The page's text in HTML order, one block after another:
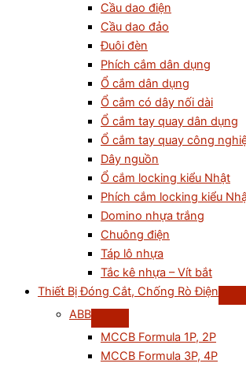
Cầu dao điện
Cầu dao đảo
Đuôi đèn
Phích cắm dân dụng
Ổ cắm dân dụng
Ổ cắm có dây nối dài
Ổ cắm tay quay dân dụng
Ổ cắm tay quay công
Dây nguồn
Ổ cắm locking kiểu Nhật
Phích cắm locking kiểu
Domino nhựa trắng
Chuông điện
Táp lô nhựa
Tắc kê nhựa – Vít bắt
Thiết Bị Đóng Cắt, Chống Rò Điện
ABB
MCCB Formula 1P, 2P
MCCB Formula 3P, 4P